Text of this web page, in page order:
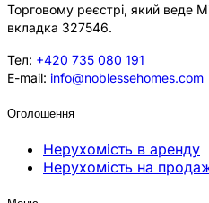
Торговому реєстрі, який веде
вкладка 327546.
Тел: +420 735 080 191
E-mail: info@noblessehomes.com
Оголошення
Нерухомість в аренду
Нерухомість на